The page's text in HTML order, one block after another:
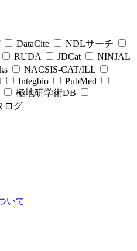
DataCite
NDLサーチ
RUDA JDCat
NINJAL
NACSIS-CAT/ILL
Integbio
PubMed
極地研学術DB
ログ
いて